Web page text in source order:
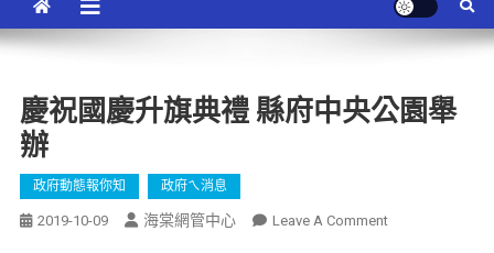
慶祝國慶升旗典禮 縣府中央公園舉
辦
政府動態報你知 政府ㄟ消息
2019-10-09 海棠網管中心 Leave A Comment